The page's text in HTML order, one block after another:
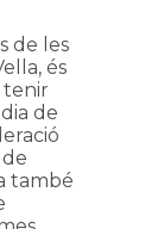
de les
és
tenir
de
també